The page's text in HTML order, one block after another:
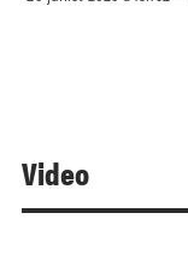
Video